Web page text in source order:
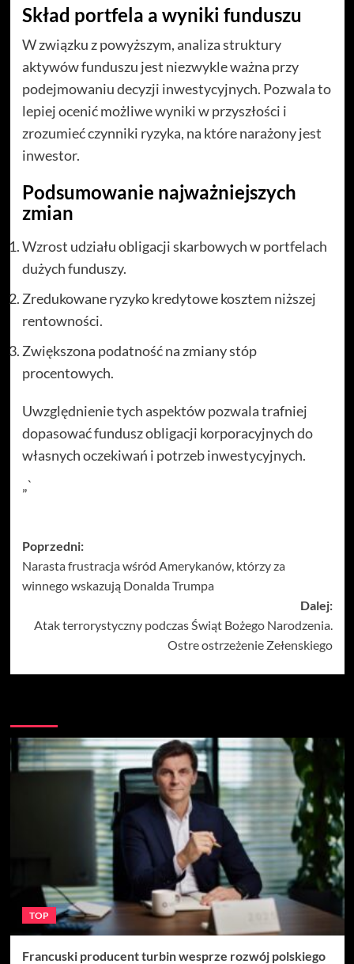
Skład portfela a wyniki funduszu
W związku z powyższym, analiza struktury
aktywów funduszu jest niezwykle ważna przy
podejmowaniu decyzji inwestycyjnych. Pozwala to
lepiej ocenić możliwe wyniki w przyszłości i
zrozumieć czynniki ryzyka, na które narażony jest
inwestor.
Podsumowanie najważniejszych
zmian
Wzrost udziału obligacji skarbowych w portfelach
dużych funduszy.
Zredukowane ryzyko kredytowe kosztem niższej
rentowności.
Zwiększona podatność na zmiany stóp
procentowych.
Uwzględnienie tych aspektów pozwala trafniej
dopasować fundusz obligacji korporacyjnych do
własnych oczekiwań i potrzeb inwestycyjnych.
„`
Zobacz
wpisy
Poprzedni:
Narasta frustracja wśród Amerykanów, którzy za
winnego wskazują Donalda Trumpa
Dalej:
Atak terrorystyczny podczas Świąt Bożego Narodzenia.
Ostre ostrzeżenie Zełenskiego
TOP
Francuski producent turbin wesprze rozwój polskiego